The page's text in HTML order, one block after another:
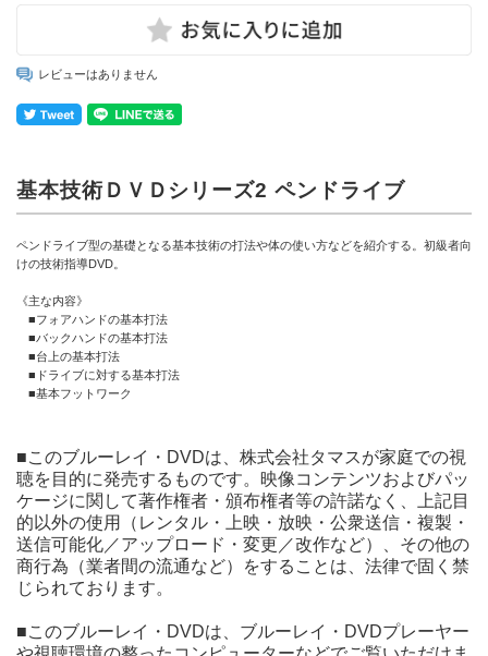
レビューはありません
基本技術ＤＶＤシリーズ2 ペンドライブ
ペンドライブ型の基礎となる基本技術の打法や体の使い方などを紹介する。初級者向
けの技術指導DVD。
《主な内容》
■フォアハンドの基本打法
■バックハンドの基本打法
■台上の基本打法
■ドライブに対する基本打法
■基本フットワーク
■このブルーレイ・DVDは、株式会社タマスが家庭での視
聴を目的に発売するものです。映像コンテンツおよびパッ
ケージに関して著作権者・頒布権者等の許諾なく、上記目
的以外の使用（レンタル・上映・放映・公衆送信・複製・
送信可能化／アップロード・変更／改作など）、その他の
商行為（業者間の流通など）をすることは、法律で固く禁
じられております。
■このブルーレイ・DVDは、ブルーレイ・DVDプレーヤー